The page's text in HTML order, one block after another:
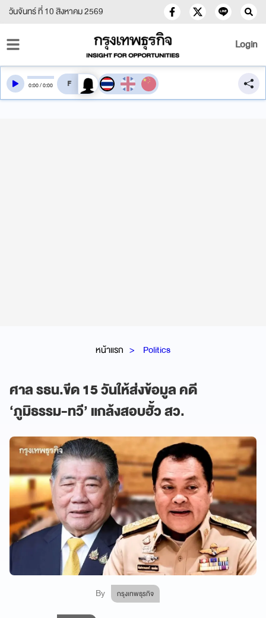
วันจันทร์ ที่ 10 สิงหาคม 2569
Login
หน้าแรก Politics
ศาล รธน.ขีด 15 วันให้ส่งข้อมูล คดี
‘ภูมิธรรม-ทวี’ แกล้งสอบฮั้ว สว.
By กรุงเทพธุรกิจ
0:00/0:00 สลับเสียงอ่าน